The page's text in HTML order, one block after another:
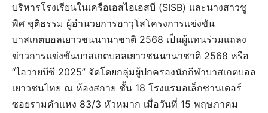
บริหารโรงเรียนในเครือเอสไอเอสบี (SISB) และนางสาวชู
พิศ ชุติธรรม ผู้อำนวยการอาวุโสโครงการแข่งขัน
บาสเกตบอลเยาวชนนานาชาติ 2568 เป็นผู้แทนร่วมแถลง
ข่าวการแข่งขันบาสเกตบอลเยาวชนนานาชาติ 2568 หรือ
“ไอวายบีซี 2025” จัดโดยกลุ่มผู้ปกครองนักกีฬาบาสเกตบอล
เยาวชนไทย ณ ห้องสกาย ชั้น 18 โรงแรมอเล็กซานเดอร์
ซอยรามคำแหง 83/3 หัวหมาก เมื่อวันที่ 15 พฤษภาคม